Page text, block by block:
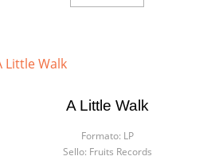
A Little Walk
Formato: LP
Sello: Fruits Records